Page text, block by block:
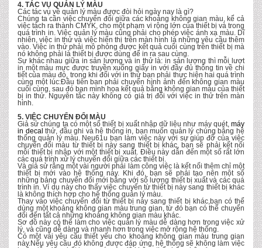
4. TÁC VỤ QUẢN LÝ MÀU
Các tác vụ về quản lý màu được đòi hỏi ngày nay là gì?
Chúng ta cần việc chuyển đổi giữa các khoảng không gian màu, kể cả
việc tách ra thành CMYK, cho một phạm vi rộng lớn của thiết bị và trong
quá trình in. Việc quản lý màu cũng phải cho phép việc ánh xạ màu. Dĩ
nhiên, việc in thử và việc hiển thị trên màn hình là những yêu cầu thêm
vào. Việc in thử phải mô phỏng được kết quả cuối cùng trên thiết bị mà
nó không phải là thiết bị được dùng để in ra sau cùng.
Sự khác nhau giữa in sản lượng và in thử là: in sản lượng thì mỗi lượt
in một màu mực được truyền xuống giấy in với đầy đủ thông tin về chi
tiết của màu đó, trong khi đối với in thử bạn phải thực hiện hai quá trình
cùng một lúc:Đầu tiên bạn phải chuyển hình ảnh đến không gian màu
cuối cùng, sau đó bạn minh họa kết quả bằng không gian màu của thiết
bị in thử. Nguyên tắc này không có giá trị đối với việc in thử trên màn
hình.
5. VIỆC CHUYỂN ĐỔI MÀU
Giả sử chúng ta có một số thiết bị xuất nhập dữ liệu như máy quét, máy
in decal thử, đầu ghi và hệ thống in, bạn muốn quản lý chúng bằng hệ
thống quản lý màu. Neu61u bạn làm việc này với sự giúp đỡ của việc
chuyển đổi màu từ thiết bị này sang thiết bị khác, bạn sẽ phải kết nối
mỗi thiết bị nhập với một thiết bị xuất. Điều này dẫn đến một số rất lớn
các quá trình xử lý chuyển đổi giữa các thiết bị.
Và giả sử rằng một vài người phải làm công việc là kết nối thêm chỉ một
thiết bị mới vào hệ thống này. Khi đó, bạn sẽ phải tạo nên một số
những bảng chuyển đổi mới bằng với số lượng thiết bị xuất và các quá
trình in. Ví dụ này cho thấy việc chuyển từ thiết bị này sang thiết bị khác
là không thích hợp cho hệ thống quản lý màu.
Thay vào việc chuyển đổi từ thiết bị này sang thiết bị khác,bạn có thể
dùng một khoảng không gian màu trung gian, từ đó bạn có thể chuyển
đổi đến tất cả những khoảng không gian màu khác.
Sơ đồ này có thể làm cho việc quản lý màu dễ dàng hơn trong việc xử
lý, và cũng dễ dàng và nhanh hơn trong việc mở rộng hệ thống.
Có một vài yêu cầu thiết yếu cho khoảng không gian màu trung gian
này.Nếu yêu cầu đó không được đáp ứng, hệ thống sẽ không làm việc